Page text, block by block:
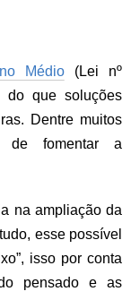
Médio(Lei nº
do que soluções
Dentre muitos
de fomentar a
na ampliação da
esse possível
isso por conta
pensado e as